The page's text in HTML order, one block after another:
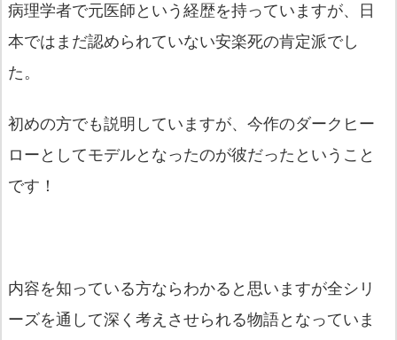
病理学者で元医師という経歴を持っていますが、日
本ではまだ認められていない安楽死の肯定派でし
た。
初めの方でも説明していますが、今作のダークヒー
ローとしてモデルとなったのが彼だったということ
です！
内容を知っている方ならわかると思いますが全シリ
ーズを通して深く考えさせられる物語となっていま